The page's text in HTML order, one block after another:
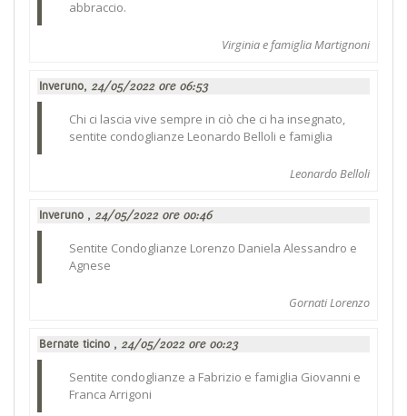
abbraccio.
Virginia e famiglia Martignoni
Inveruno, 24/05/2022 ore 06:53
Chi ci lascia vive sempre in ciò che ci ha insegnato,
sentite condoglianze Leonardo Belloli e famiglia
Leonardo Belloli
Inveruno , 24/05/2022 ore 00:46
Sentite Condoglianze Lorenzo Daniela Alessandro e
Agnese
Gornati Lorenzo
Bernate ticino , 24/05/2022 ore 00:23
Sentite condoglianze a Fabrizio e famiglia Giovanni e
Franca Arrigoni